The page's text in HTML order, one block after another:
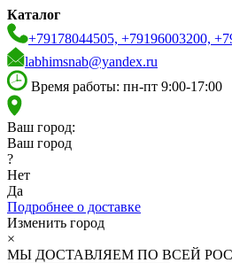
Каталог
+79178044505, +79196003200,
labhimsnab@yandex.ru
Время работы: пн-пт 9:00-17:00
Ваш город:
Ваш город
?
Нет
Да
Подробнее о доставке
Изменить город
×
МЫ ДОСТАВЛЯЕМ ПО ВСЕЙ